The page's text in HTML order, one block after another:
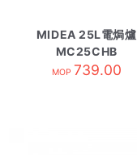
MIDEA 25L電焗爐
MC25CHB
MOP 739.00